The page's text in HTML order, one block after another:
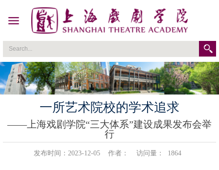
一所艺术院校的学术追求
——上海戏剧学院“三大体系”建设成果发布会举
行
发布时间：2023-12-05 作者： 访问量： 1864